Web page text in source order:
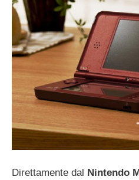
Direttamente dal Nintendo